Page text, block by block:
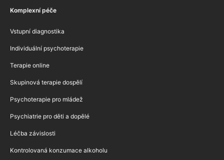
Komplexní péče
Vstupní diagnostika
Individuální psychoterapie
Terapie online
Skupinová terapie dospělí
Psychoterapie pro mládež
Psychiatrie pro děti a dopělé
Léčba závislosti
Kontrolovaná konzumace alkoholu